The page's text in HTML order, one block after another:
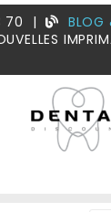
70 |
BLOG